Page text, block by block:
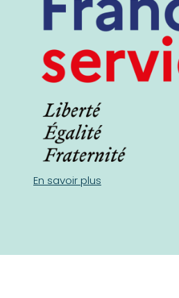
En savoir plus